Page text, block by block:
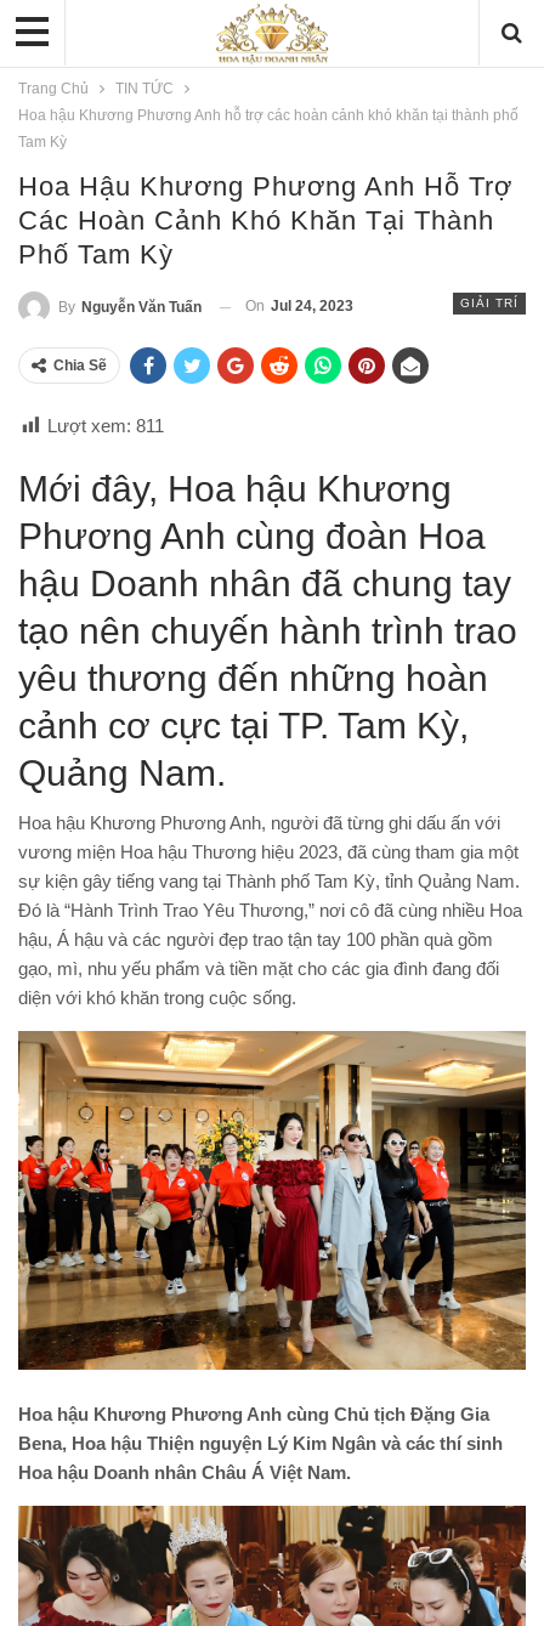
Trang Chủ
TIN TỨC
Hoa hậu Khương Phương Anh hỗ trợ các hoàn cảnh khó khăn tại thành phố
Tam Kỳ
Hoa Hậu Khương Phương Anh Hỗ Trợ
Các Hoàn Cảnh Khó Khăn Tại Thành
Phố Tam Kỳ
GIẢI TRÍ
By Nguyễn Văn Tuấn On Jul 24, 2023
Chia Sẽ
Lượt xem: 811
Mới đây, Hoa hậu Khương
Phương Anh cùng đoàn Hoa
hậu Doanh nhân đã chung tay
tạo nên chuyến hành trình trao
yêu thương đến những hoàn
cảnh cơ cực tại TP. Tam Kỳ,
Quảng Nam.
Hoa hậu Khương Phương Anh, người đã từng ghi dấu ấn với
vương miện Hoa hậu Thương hiệu 2023, đã cùng tham gia một
sự kiện gây tiếng vang tại Thành phố Tam Kỳ, tỉnh Quảng Nam.
Đó là “Hành Trình Trao Yêu Thương,” nơi cô đã cùng nhiều Hoa
hậu, Á hậu và các người đẹp trao tận tay 100 phần quà gồm
gạo, mì, nhu yếu phẩm và tiền mặt cho các gia đình đang đối
diện với khó khăn trong cuộc sống.
Hoa hậu Khương Phương Anh cùng Chủ tịch Đặng Gia
Bena, Hoa hậu Thiện nguyện Lý Kim Ngân và các thí sinh
Hoa hậu Doanh nhân Châu Á Việt Nam.